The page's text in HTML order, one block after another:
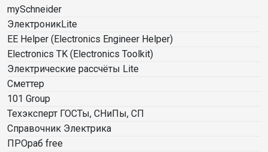
mySchneider
ЭлектроникLite
EE Helper (Electronics Engineer Helper)
Electronics TK (Electronics Toolkit)
Электрические рассчёты Lite
Сметтер
101 Group
Техэксперт ГОСТы, СНиПы, СП
Справочник Электрика
ПРОраб free